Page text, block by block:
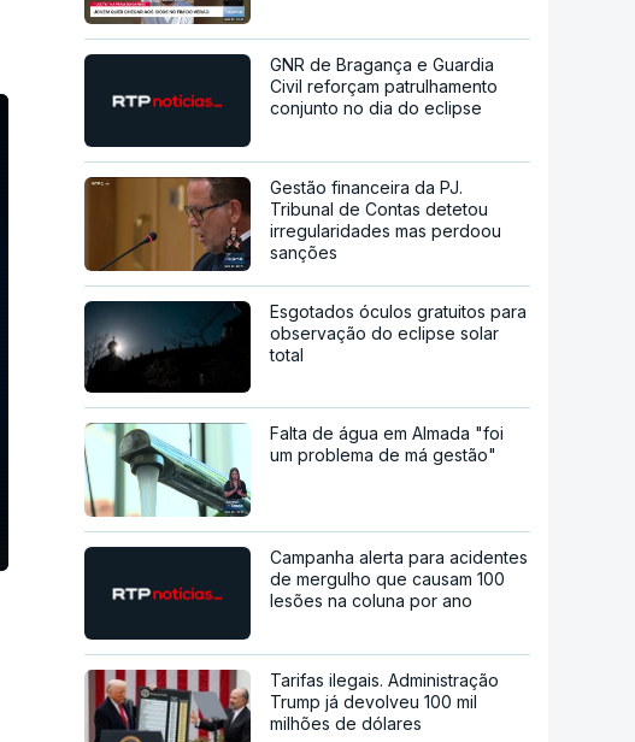
GNR de Bragança e Guardia
Civil reforçam patrulhamento
conjunto no dia do eclipse
Gestão financeira da PJ.
Tribunal de Contas detetou
irregularidades mas perdoou
sanções
Esgotados óculos gratuitos para
observação do eclipse solar
total
Falta de água em Almada "foi
um problema de má gestão"
Campanha alerta para acidentes
de mergulho que causam 100
lesões na coluna por ano
Tarifas ilegais. Administração
Trump já devolveu 100 mil
milhões de dólares